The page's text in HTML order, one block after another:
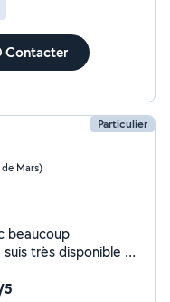
Contacter
Particulier
Mars)
beaucoup
et
5